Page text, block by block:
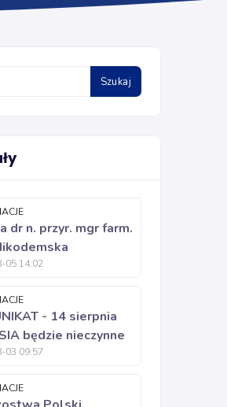
Szukaj
dr n. przyr. mgr farm.
05 14:02
- 14 sierpnia
będzie nieczynne
03 09:57